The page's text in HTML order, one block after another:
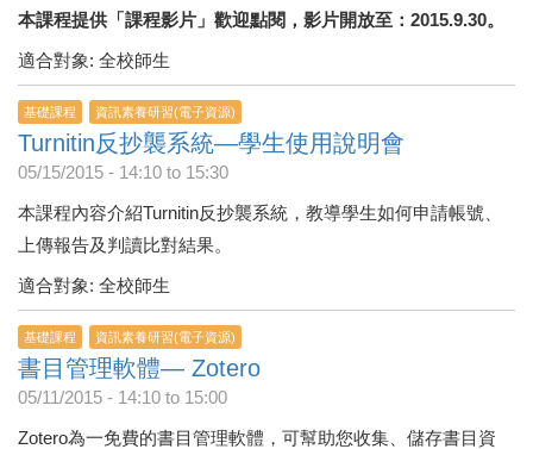
本課程提供「課程影片」歡迎點閱，影片開放至：2015.9.30。
適合對象: 全校師生
基礎課程 資訊素養研習(電子資源)
Turnitin反抄襲系統—學生使用說明會
05/15/2015 - 14:10 to 15:30
本課程內容介紹Turnitin反抄襲系統，教導學生如何申請帳號、
上傳報告及判讀比對結果。
適合對象: 全校師生
基礎課程 資訊素養研習(電子資源)
書目管理軟體— Zotero
05/11/2015 - 14:10 to 15:00
Zotero為一免費的書目管理軟體，可幫助您收集、儲存書目資